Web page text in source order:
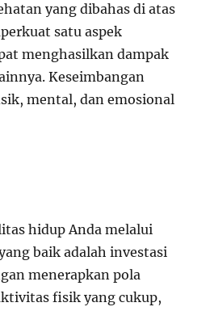
yang dibahas di atas
satu aspek
menghasilkan dampak
Keseimbangan
mental, dan emosional
hidup Anda melalui
baik adalah investasi
menerapkan pola
fisik yang cukup,